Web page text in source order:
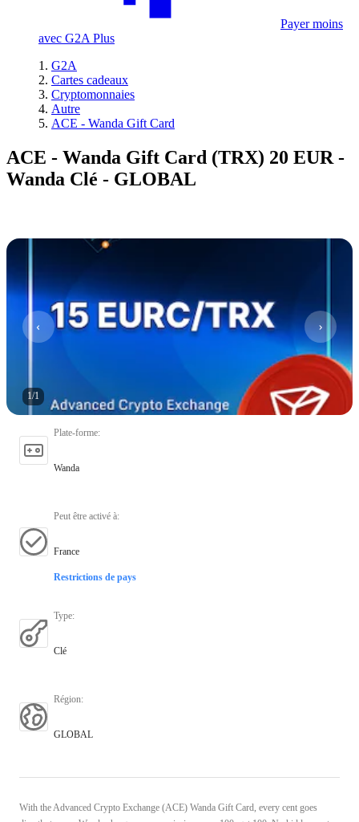
Payer moins
avec G2A Plus
G2A
Cartes cadeaux
Cryptomonnaies
Autre
ACE - Wanda Gift Card
ACE - Wanda Gift Card (TRX) 20 EUR -
Wanda Clé - GLOBAL
1/1
Plate-forme:
Wanda
Peut être activé à:
France
Restrictions de pays
Type:
Clé
Région:
GLOBAL
With the Advanced Crypto Exchange (ACE) Wanda Gift Card, every cent goes